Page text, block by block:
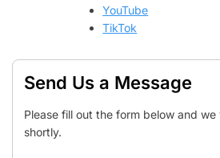
YouTube
TikTok
Send Us a Message
Please fill out the form below and
shortly.